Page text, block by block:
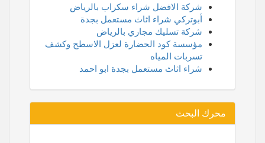
شركة الافضل شراء سكراب بالرياض
أبوتركي شراء اثاث مستعمل بجدة
شركة تسليك مجاري بالرياض
مؤسسة كود الحضارة لعزل الاسطح وكشف
تسربات المياه
شراء اثاث مستعمل بجدة ابو احمد
محرك البحث